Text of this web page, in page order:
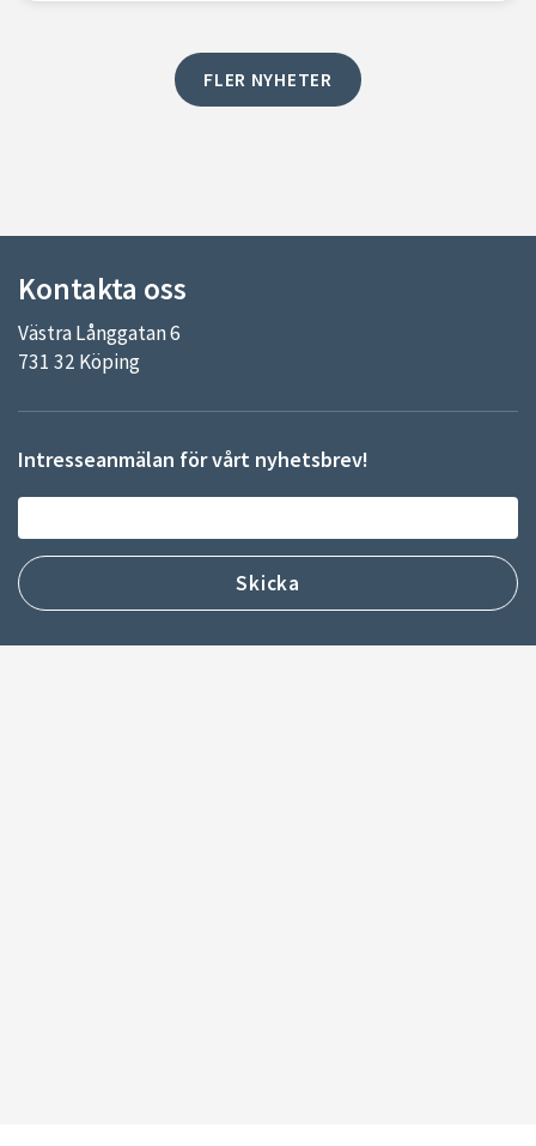
FLER NYHETER
Kontakta oss
Västra Långgatan 6
731 32 Köping
Intresseanmälan för vårt nyhetsbrev!